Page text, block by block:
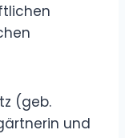
(geb.
und